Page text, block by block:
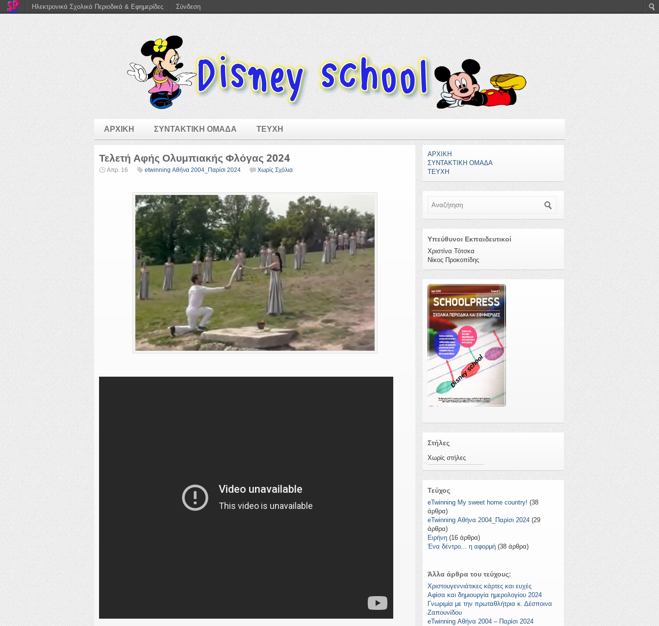
ΑΡΧΙΚΗ ΣΥΝΤΑΚΤΙΚΗ ΟΜΑΔΑ ΤΕΥΧΗ
Τελετή Αφής Ολυμπιακής Φλόγας 2024
Απρ. 16 etwinning Αθήνα 2004_Παρίσι 2024 Χωρίς Σχόλια
ΑΡΧΙΚΗ
ΣΥΝΤΑΚΤΙΚΗ ΟΜΑΔΑ
ΤΕΥΧΗ
Υπεύθυνοι Εκπαιδευτικοί
Χριστίνα Τότσκα
Νίκος Προκοπίδης
Disney school
Στήλες
Χωρίς στήλες
Τεύχος
eTwinning My sweet home country! (38
άρθρα)
eTwinning Αθήνα 2004_Παρίσι 2024 (29
άρθρα)
Ειρήνη (16 άρθρα)
Ένα δέντρο... η αφορμή (38 άρθρα)
Άλλα άρθρα του τεύχους:
Χριστουγεννιάτικες κάρτες και ευχές
Αφίσα και δημιουργία ημερολογίου 2024
Γνωριμία με την πρωταθλήτρια κ. Δέσποινα
Ζαπουνίδου
eTwinning Αθήνα 2004 – Παρίσι 2024
Ηλεκτρονικά Σχολικά Περιοδικά & Εφημερίδες Σύνδεση